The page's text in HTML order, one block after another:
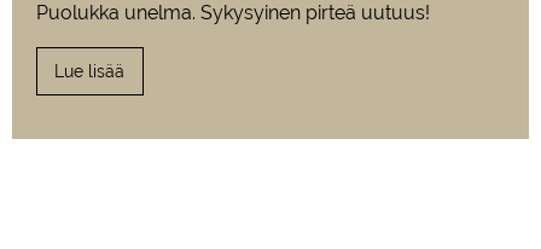
Puolukka unelma. Sykysyinen pirteä uutuus!
Lue lisää